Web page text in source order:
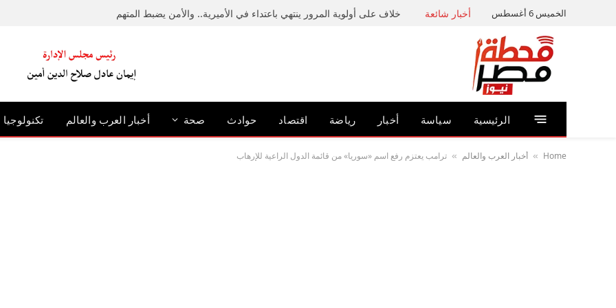
الخميس 6 أغسطس أخبار شائعة خلاف على أولوية المرور ينتهي باعتداء في الأميرية.. والأمن يضبط المتهم
الرئيسية سياسة أخبار رياضة اقتصاد حوادث صحة أخبار العرب والعالم تكنولوجيا
Home
» أخبار العرب والعالم » ترامب يعتزم رفع اسم «سوريا» من قائمة الدول الراعية للإرهاب